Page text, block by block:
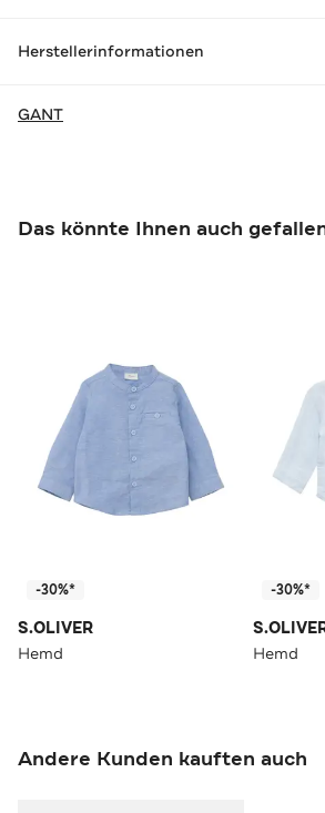
Herstellerinformationen
GANT
Das könnte Ihnen auch
-30%*
S.OLIVER
Hemd
-30%*
Hemd
Andere Kunden kauften auch